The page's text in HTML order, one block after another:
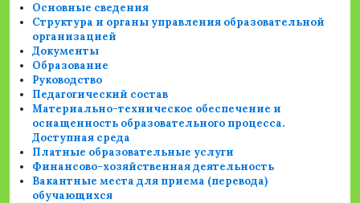
Основные сведения
Структура и органы управления образовательной
организацией
Документы
Образование
Руководство
Педагогический состав
Материально-техническое обеспечение и
оснащенность образовательного процесса.
Доступная среда
Платные образовательные услуги
Финансово-хозяйственная деятельность
Вакантные места для приема (перевода)
обучающихся